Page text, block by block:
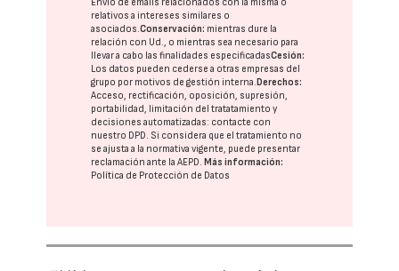
relativos a intereses similares o
asociados.Conservación: mientras dure la
relación con Ud., o mientras sea necesario para
llevar a cabo las finalidades especificadasCesión:
Los datos pueden cederse a otras empresas del
grupo por motivos de gestión interna. Derechos:
Acceso, rectificación, oposición, supresión,
portabilidad, limitación del tratatamiento y
decisiones automatizadas: contacte con
nuestro DPD. Si considera que el tratamiento no
se ajusta a la normativa vigente, puede presentar
reclamación ante laAEPD. Más información:
Política de Protección de Datos